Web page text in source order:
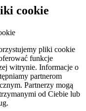
cookie
pliki cookie
funkcje
witrynie. Informacje o
partnerom
Partnerzy mogą
od Ciebie lub